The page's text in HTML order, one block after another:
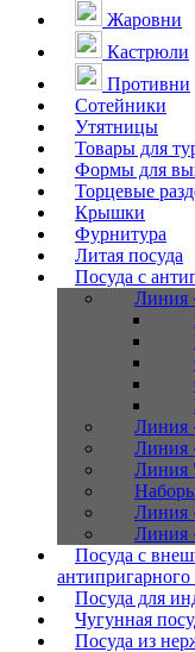
Жаровни
Кастрюли
Противни
Сотейники
Утятницы
Товары для
Формы для
Торцевые
Крышки
Фурнитура
Литая посуда
Посуда с
Линия
Линия
Линия
Линия
Линия
Линия
Посуда с
Посуда для
Чугунная
Посуда из